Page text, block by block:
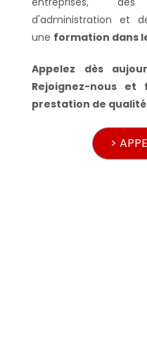
d'administration et
une formation dans
Appelez dès
Rejoignez-nous et
prestation de
>